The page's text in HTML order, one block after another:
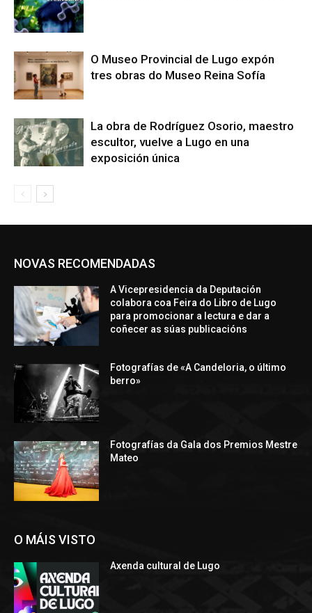
O Museo Provincial de Lugo expón
tres obras do Museo Reina Sofía
La obra de Rodríguez Osorio, maestro
escultor, vuelve a Lugo en una
exposición única
NOVAS RECOMENDADAS
A Vicepresidencia da Deputación
colabora coa Feira do Libro de Lugo
para promocionar a lectura e dar a
coñecer as súas publicacións
Fotografías de «A Candeloria, o último
berro»
Fotografías da Gala dos Premios Mestre
Mateo
O MÁIS VISTO
Axenda cultural de Lugo